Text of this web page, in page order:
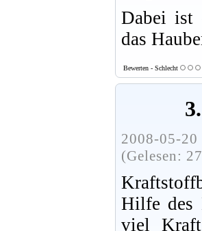
Dabei ist
das
Bewerten - Schlecht
2008-05-
(Gelesen:
Hilfe des
viel